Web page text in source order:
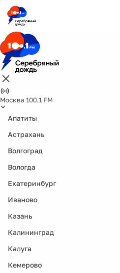
Москва 100.1 FM
Апатиты
Астрахань
Волгоград
Вологда
Екатеринбург
Иваново
Казань
Калининград
Калуга
Кемерово